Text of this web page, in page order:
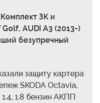
ЗК и
AUDI A3 (2013-)
безупречный
защиту картера
SKODA Octavia,
1.8 бензин АКПП